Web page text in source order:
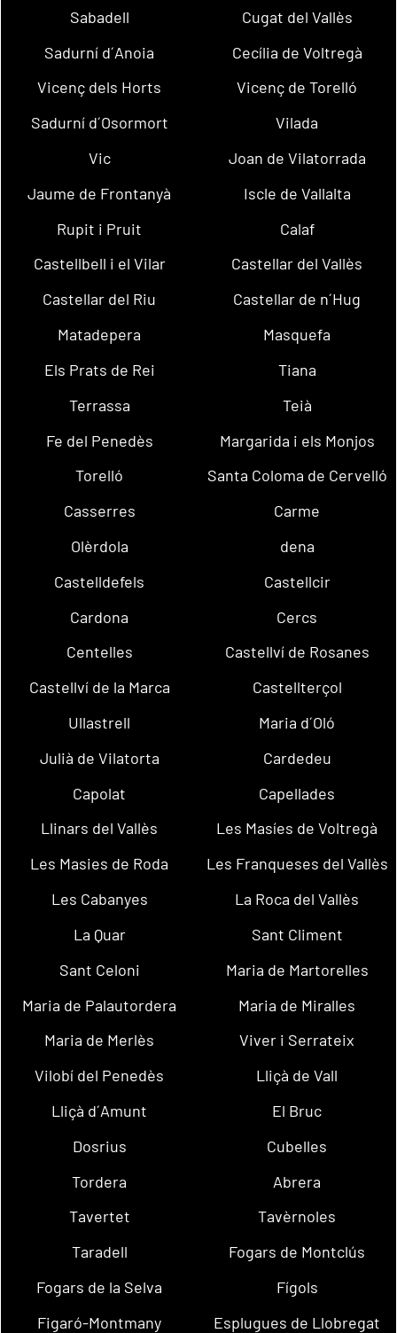
Sabadell
Cugat del Vallès
Sadurní d´Anoia
Cecília de Voltregà
Vicenç dels Horts
Vicenç de Torelló
Sadurní d´Osormort
Vilada
Vic
Joan de Vilatorrada
Jaume de Frontanyà
Iscle de Vallalta
Rupit i Pruit
Calaf
Castellbell i el Vilar
Castellar del Vallès
Castellar del Riu
Castellar de n´Hug
Matadepera
Masquefa
Els Prats de Rei
Tiana
Terrassa
Teià
Fe del Penedès
Margarida i els Monjos
Torelló
Santa Coloma de Cervelló
Casserres
Carme
Olèrdola
dena
Castelldefels
Castellcir
Cardona
Cercs
Centelles
Castellví de Rosanes
Castellví de la Marca
Castellterçol
Ullastrell
Maria d´Oló
Julià de Vilatorta
Cardedeu
Capolat
Capellades
Llinars del Vallès
Les Masíes de Voltregà
Les Masies de Roda
Les Franqueses del Vallès
Les Cabanyes
La Roca del Vallès
La Quar
Sant Climent
Sant Celoni
Maria de Martorelles
Maria de Palautordera
Maria de Miralles
Maria de Merlès
Viver i Serrateix
Vilobí del Penedès
Lliçà de Vall
Lliçà d´Amunt
El Bruc
Dosrius
Cubelles
Tordera
Abrera
Tavertet
Tavèrnoles
Taradell
Fogars de Montclús
Fogars de la Selva
Fígols
Figaró-Montmany
Esplugues de Llobregat